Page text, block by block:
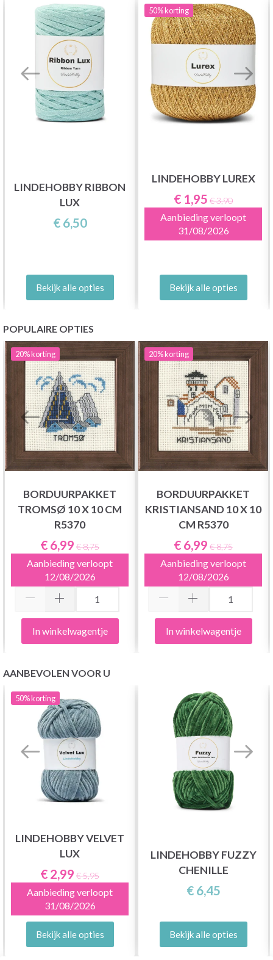
LINDEHOBBY RIBBON
LUX
€ 6,50
Bekijk alle opties
50%korting
LINDEHOBBY LUREX
€ 1,95 € 3,90
Aanbieding verloopt
31/08/2026
Bekijk alle opties
POPULAIRE OPTIES
20%korting
BORDUURPAKKET
TROMSØ 10 X 10 CM
R5370
€ 6,99 € 8,75
Aanbieding verloopt
12/08/2026
In winkelwagentje
20%korting
BORDUURPAKKET
KRISTIANSAND 10 X 10
CM R5370
€ 6,99 € 8,75
Aanbieding verloopt
12/08/2026
In winkelwagentje
AANBEVOLEN VOOR U
50%korting
LINDEHOBBY VELVET
LUX
€ 2,99 € 5,95
Aanbieding verloopt
31/08/2026
Bekijk alle opties
LINDEHOBBY FUZZY
CHENILLE
€ 6,45
Bekijk alle opties